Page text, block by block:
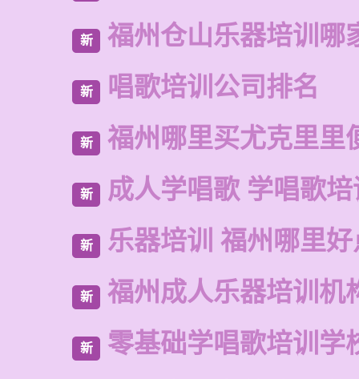
新 福州仓山乐器培训哪
新 唱歌培训公司排名
新 福州哪里买尤克里里
新 成人学唱歌 学唱歌培
新 乐器培训 福州哪里
新 福州成人乐器培训机
新 零基础学唱歌培训学